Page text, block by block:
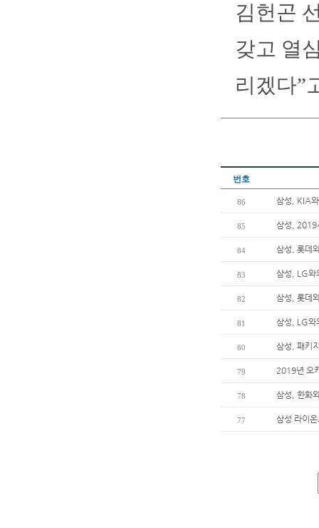
김헌곤
갖고 열
리겠다”
번호
86 삼성, KIA
85 삼성, 2019
84 삼성, 롯데
83 삼성, LG와
82 삼성, 롯데
81 삼성, LG와
80 삼성, 패키
79 2019년 오
78 삼성, 한화
77 삼성 라이